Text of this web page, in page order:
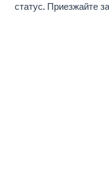
статус. Приезжайте